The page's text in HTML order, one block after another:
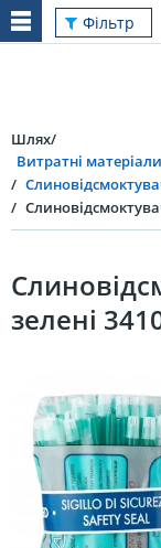
Фільтр
Шлях
Витратні матеріали
зелені